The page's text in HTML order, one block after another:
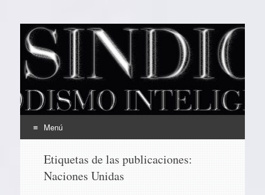
EL SINDICAL
Periodismo Inteligente
Menú
contenido
Etiquetas de las publicaciones:
Naciones Unidas